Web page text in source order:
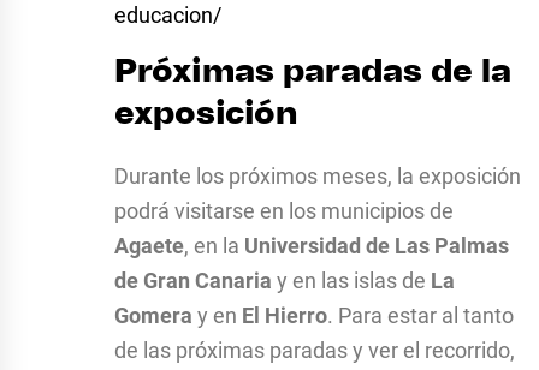
educacion/
Próximas paradas de la
exposición
Durante los próximos meses, la exposición
podrá visitarse en los municipios de
Agaete, en la Universidad de Las Palmas
de Gran Canaria y en las islas de La
Gomera y en El Hierro. Para estar al tanto
de las próximas paradas y ver el recorrido,